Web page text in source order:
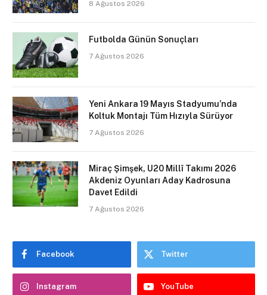
8 Ağustos 2026
Futbolda Günün Sonuçları
7 Ağustos 2026
Yeni Ankara 19 Mayıs Stadyumu’nda
Koltuk Montajı Tüm Hızıyla Sürüyor
7 Ağustos 2026
Miraç Şimşek, U20 Millî Takımı 2026
Akdeniz Oyunları Aday Kadrosuna
Davet Edildi
7 Ağustos 2026
Facebook Twitter
Instagram YouTube